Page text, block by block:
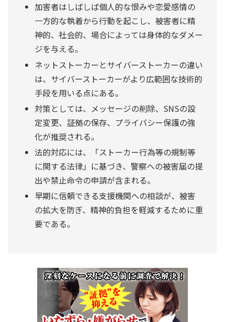
加害者はしばしば個人的な恨みや恋愛感情の
一方的な執着から行動を起こし、被害者に精
神的、社会的、場合によっては身体的なダメー
ジを与える。
ネットストーカーとサイバーストーカーの違い
は、サイバーストーカーがより広範囲な技術的
手段を用いる点にある。
対策としては、メッセージの削除、SNSの設
定変更、証拠の保存、プライバシー保護の強
化が推奨される。
法的対応には、「ストーカー行為等の規制等
に関する法律」に基づき、警察への被害届の提
出や禁止命令の申請が含まれる。
早期に信頼できる支援機関への相談が、被害
の拡大を防ぎ、精神的負担を軽減するために重
要である。